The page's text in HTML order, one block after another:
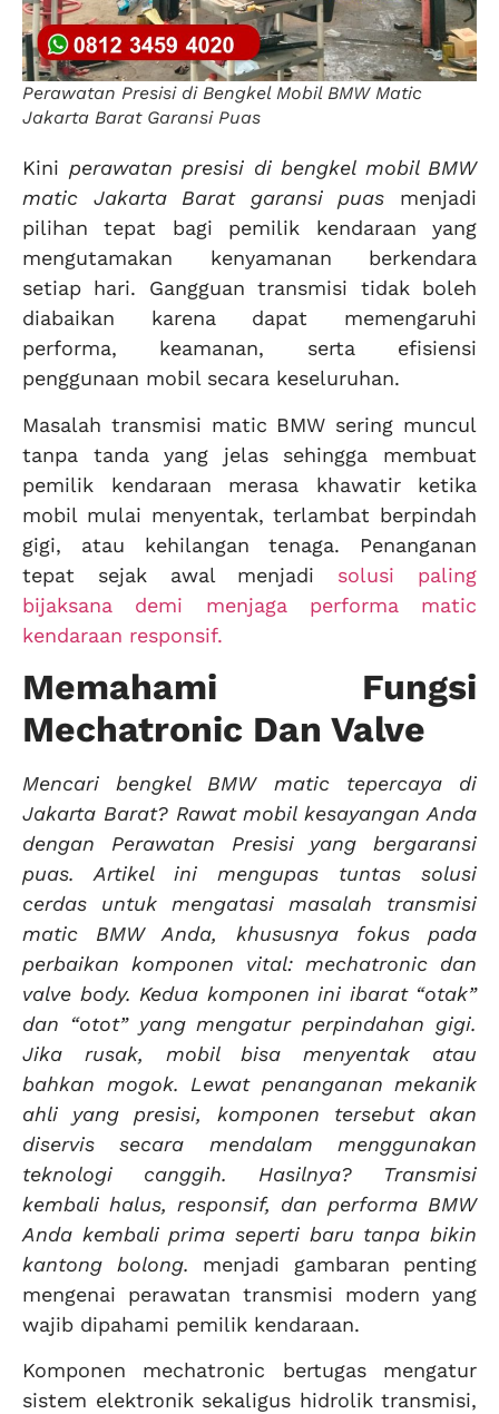
Perawatan Presisi di Bengkel Mobil BMW Matic
Jakarta Barat Garansi Puas
Kini perawatan presisi di bengkel mobil BMW
matic Jakarta Barat garansi puas menjadi
pilihan tepat bagi pemilik kendaraan yang
mengutamakan kenyamanan berkendara
setiap hari. Gangguan transmisi tidak boleh
diabaikan karena dapat memengaruhi
performa, keamanan, serta efisiensi
penggunaan mobil secara keseluruhan.
Masalah transmisi matic BMW sering muncul
tanpa tanda yang jelas sehingga membuat
pemilik kendaraan merasa khawatir ketika
mobil mulai menyentak, terlambat berpindah
gigi, atau kehilangan tenaga. Penanganan
tepat sejak awal menjadi solusi paling
bijaksana demi menjaga performa matic
kendaraan responsif.
Memahami Fungsi
Mechatronic Dan Valve
Mencari bengkel BMW matic tepercaya di
Jakarta Barat? Rawat mobil kesayangan Anda
dengan Perawatan Presisi yang bergaransi
puas. Artikel ini mengupas tuntas solusi
cerdas untuk mengatasi masalah transmisi
matic BMW Anda, khususnya fokus pada
perbaikan komponen vital: mechatronic dan
valve body. Kedua komponen ini ibarat “otak”
dan “otot” yang mengatur perpindahan gigi.
Jika rusak, mobil bisa menyentak atau
bahkan mogok. Lewat penanganan mekanik
ahli yang presisi, komponen tersebut akan
diservis secara mendalam menggunakan
teknologi canggih. Hasilnya? Transmisi
kembali halus, responsif, dan performa BMW
Anda kembali prima seperti baru tanpa bikin
kantong bolong. menjadi gambaran penting
mengenai perawatan transmisi modern yang
wajib dipahami pemilik kendaraan.
Komponen mechatronic bertugas mengatur
sistem elektronik sekaligus hidrolik transmisi,